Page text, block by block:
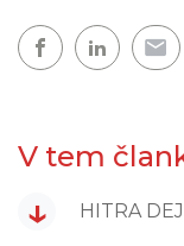
V tem
↓ HITRA